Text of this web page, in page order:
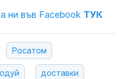
ни във Facebook ТУК
Росатом
доставки